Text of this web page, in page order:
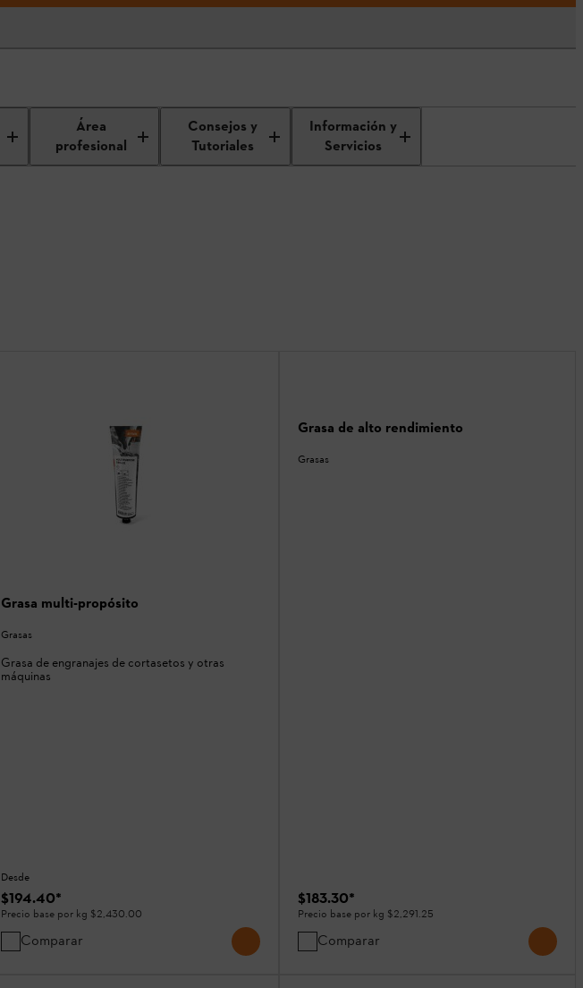
Área
profesional
Consejos y
Tutoriales
Información y
Servicios
Grasa multi-propósito
Grasas
Grasa de engranajes de cortasetos y otras
máquinas
Desde
$194.40*
Precio base por kg $2,430.00
Comparar
Grasa de alto rendimiento
Grasas
$183.30*
Precio base por kg $2,291.25
Comparar